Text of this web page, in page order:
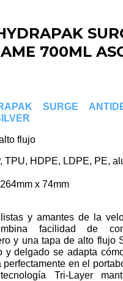
700ML
SURGE
flujo
TPU, HDPE, LDPE, PE,
x 74mm
y amantes de la
facilidad de
y una tapa de alto flujo
y delgado se adapta
en el
Tri-Layer